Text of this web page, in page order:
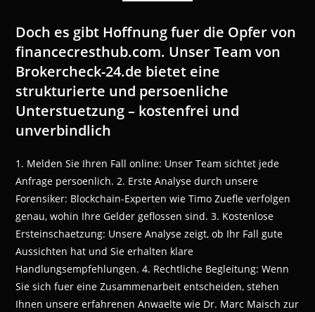
Doch es gibt Hoffnung fuer die Opfer von
financecresthub.com. Unser Team von
Brokercheck-24.de bietet eine
strukturierte und persoenliche
Unterstuetzung – kostenfrei und
unverbindlich
1. Melden Sie Ihren Fall online: Unser Team sichtet jede
Anfrage persoenlich. 2. Erste Analyse durch unsere
Forensiker: Blockchain-Experten wie Timo Zuefle verfolgen
genau, wohin Ihre Gelder geflossen sind. 3. Kostenlose
Ersteinschaetzung: Unsere Analyse zeigt, ob Ihr Fall gute
Aussichten hat und Sie erhalten klare
Handlungsempfehlungen. 4. Rechtliche Begleitung: Wenn
Sie sich fuer eine Zusammenarbeit entscheiden, stehen
Ihnen unsere erfahrenen Anwaelte wie Dr. Marc Maisch zur